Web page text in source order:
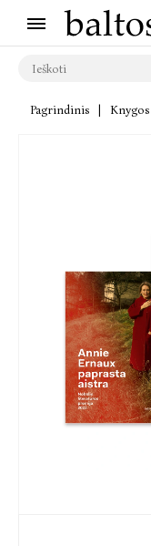
Pagrindinis Knygos